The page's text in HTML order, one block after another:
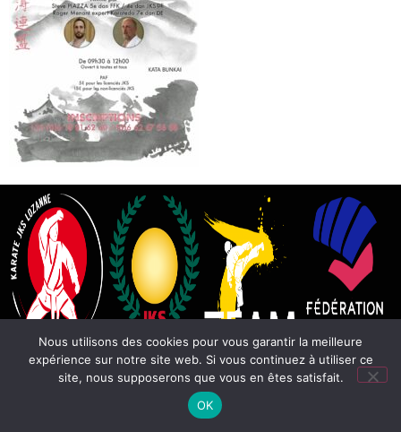
Nous utilisons des cookies pour vous garantir la meilleure
expérience sur notre site web. Si vous continuez à utiliser ce
site, nous supposerons que vous en êtes satisfait.
OK